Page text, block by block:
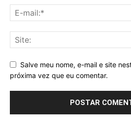
Salve meu nome, e-mail e site
próxima vez que eu comentar.